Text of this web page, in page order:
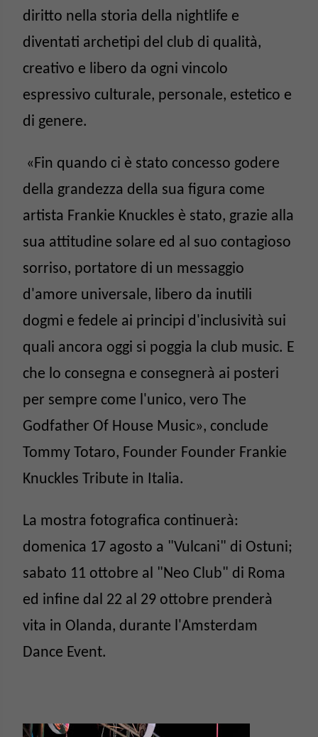
diritto nella storia della nightlife e
diventati archetipi del club di qualità,
creativo e libero da ogni vincolo
espressivo culturale, personale, estetico e
di genere.
«Fin quando ci è stato concesso godere
della grandezza della sua figura come
artista Frankie Knuckles è stato, grazie alla
sua attitudine solare ed al suo contagioso
sorriso, portatore di un messaggio
d'amore universale, libero da inutili
dogmi e fedele ai principi d'inclusività sui
quali ancora oggi si poggia la club music. E
che lo consegna e consegnerà ai posteri
per sempre come l'unico, vero The
Godfather Of House Music», conclude
Tommy Totaro, Founder Founder Frankie
Knuckles Tribute in Italia.
La mostra fotografica continuerà:
domenica 17 agosto a "Vulcani" di Ostuni;
sabato 11 ottobre al "Neo Club" di Roma
ed infine dal 22 al 29 ottobre prenderà
vita in Olanda, durante l'Amsterdam
Dance Event.